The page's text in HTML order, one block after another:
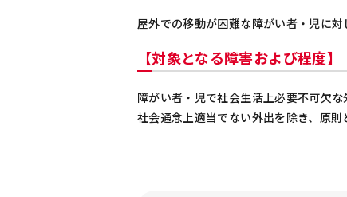
屋外での移動が困難な障がい者・児に対
【対象となる障害および程度】
障がい者・児で社会生活上必要不可欠
社会通念上適当でない外出を除き、原